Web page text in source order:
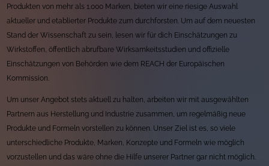
Produkten von mehr als 1.000 Marken, bieten wir eine riesige Auswahl
aktueller und etablierter Produkte zum durchforsten. Um auf dem neuesten
Stand der Wissenschaft zu sein, lesen wir für dich Einschätzungen zu
Wirkstoffen, öffentlich abrufbare Wirksamkeitsstudien und offizielle
Einschätzungen von Behörden wie dem REACH der Europäischen
Kommission.
Um unser Angebot stets aktuell zu halten, arbeiten wir mit ausgewählten
Partnern aus Herstellung und Industrie zusammen, um regelmäßig neue
Produkte und Formeln vorstellen zu können. Unser Ziel ist es, so viele
unterschiedliche Produkte, Marken, Konzepte und Formeln wie möglich
vorzustellen und das wäre ohne die Hilfe unserer Partner gar nicht möglich.